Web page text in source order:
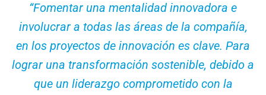
“Fomentar una mentalidad innovadora e
involucrar a todas las áreas de la compañía,
en los proyectos de innovación es clave. Para
lograr una transformación sostenible, debido a
que un liderazgo comprometido con la